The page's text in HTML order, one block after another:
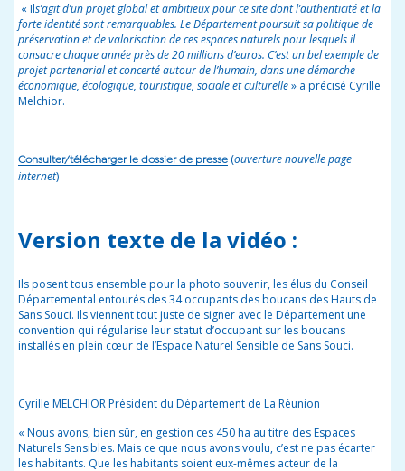
« Ils’agit d’un projet global et ambitieux pour ce site dont l’authenticité et la
forte identité sont remarquables. Le Département poursuit sa politique de
préservation et de valorisation de ces espaces naturels pour lesquels il
consacre chaque année près de 20 millions d’euros. C’est un bel exemple de
projet partenarial et concerté autour de l’humain, dans une démarche
économique, écologique, touristique, sociale et culturelle» a précisé Cyrille
Melchior.
Consulter/télécharger le dossier de presse (ouverture nouvelle page
internet)
Version texte de la vidéo :
Ils posent tous ensemble pour la photo souvenir, les élus du Conseil
Départemental entourés des 34 occupants des boucans des Hauts de
Sans Souci. Ils viennent tout juste de signer avec le Département une
convention qui régularise leur statut d’occupant sur les boucans
installés en plein cœur de l’Espace Naturel Sensible de Sans Souci.
Cyrille MELCHIOR Président du Département de La Réunion
« Nous avons, bien sûr, en gestion ces 450 ha au titre des Espaces
Naturels Sensibles. Mais ce que nous avons voulu, c’est ne pas écarter
les habitants. Que les habitants soient eux-mêmes acteur de la